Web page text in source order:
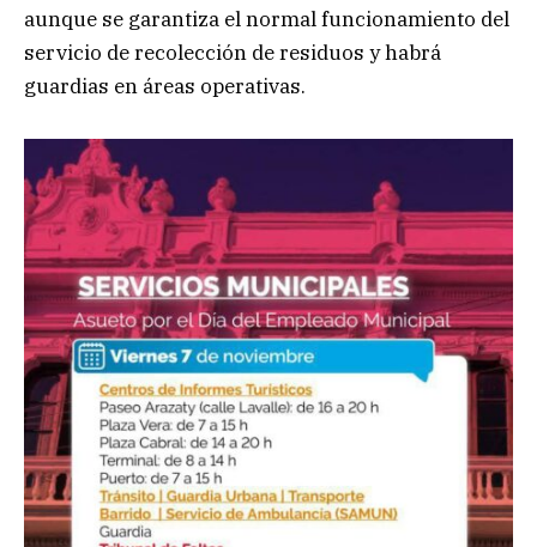
aunque se garantiza el normal funcionamiento del
servicio de recolección de residuos y habrá
guardias en áreas operativas.